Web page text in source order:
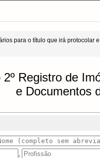
para o título que irá protocolar
2º Registro de
e Documentos
,